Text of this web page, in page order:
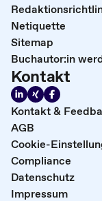
Netiquette
Sitemap
Buchautor:in
Kontakt
Kontakt &
AGB
Cookie-
Compliance
Datenschutz
Impressum